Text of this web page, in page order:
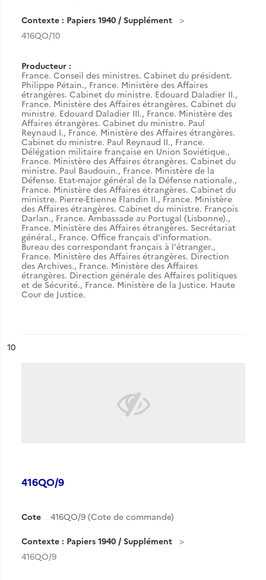
Contexte : Papiers 1940 / Supplément
416QO/10
Producteur :
France. Conseil des ministres. Cabinet du président.
Philippe Pétain., France. Ministère des Affaires
étrangères. Cabinet du ministre. Edouard Daladier II.,
France. Ministère des Affaires étrangères. Cabinet du
ministre. Edouard Daladier III., France. Ministère des
Affaires étrangères. Cabinet du ministre. Paul
Reynaud I., France. Ministère des Affaires étrangères.
Cabinet du ministre. Paul Reynaud II., France.
Délégation militaire française en Union Soviétique.,
France. Ministère des Affaires étrangères. Cabinet du
ministre. Paul Baudouin., France. Ministère de la
Défense. Etat-major général de la Défense nationale.,
France. Ministère des Affaires étrangères. Cabinet du
ministre. Pierre-Etienne Flandin II., France. Ministère
des Affaires étrangères. Cabinet du ministre. François
Darlan., France. Ambassade au Portugal (Lisbonne).,
France. Ministère des Affaires étrangères. Secrétariat
général., France. Office français d'information.
Bureau des correspondant français à l'étranger.,
France. Ministère des Affaires étrangères. Direction
des Archives., France. Ministère des Affaires
étrangères. Direction générale des Affaires politiques
et de Sécurité., France. Ministère de la Justice. Haute
Cour de Justice.
n°
10
416QO/9
Cote 416QO/9 (Cote de commande)
Contexte : Papiers 1940 / Supplément
416QO/9